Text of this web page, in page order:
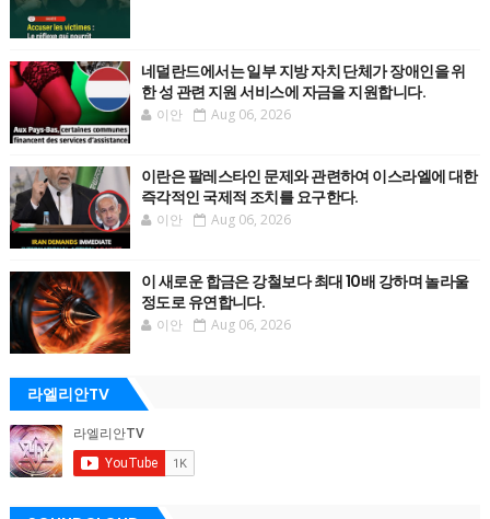
네덜란드에서는 일부 지방 자치 단체가 장애인을 위
한 성 관련 지원 서비스에 자금을 지원합니다.
이안 Aug 06, 2026
이란은 팔레스타인 문제와 관련하여 이스라엘에 대한
즉각적인 국제적 조치를 요구한다.
이안 Aug 06, 2026
이 새로운 합금은 강철보다 최대 10배 강하며 놀라울
정도로 유연합니다.
이안 Aug 06, 2026
라엘리안TV